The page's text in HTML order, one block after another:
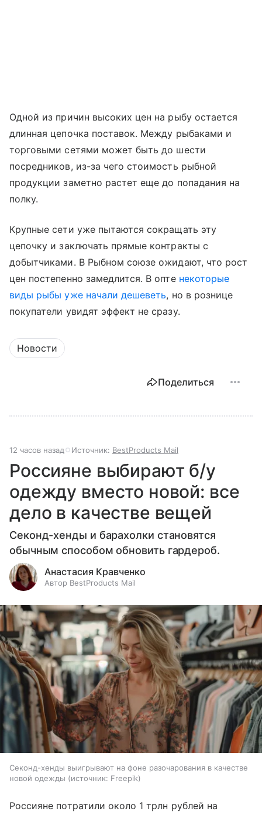
Одной из причин высоких цен на рыбу остается
длинная цепочка поставок. Между рыбаками и
торговыми сетями может быть до шести
посредников, из-за чего стоимость рыбной
продукции заметно растет еще до попадания на
полку.
Крупные сети уже пытаются сокращать эту
цепочку и заключать прямые контракты с
добытчиками. В Рыбном союзе ожидают, что рост
цен постепенно замедлится. В опте некоторые
виды рыбы уже начали дешеветь, но в рознице
покупатели увидят эффект не сразу.
Новости
Поделиться
12 часов назад Источник: BestProducts Mail
Россияне выбирают б/у
одежду вместо новой: все
дело в качестве вещей
Секонд-хенды и барахолки становятся
обычным способом обновить гардероб.
Анастасия Кравченко
Автор BestProducts Mail
Секонд-хенды выигрывают на фоне разочарования в качестве
новой одежды
источник: Freepik
Россияне потратили около 1 трлн рублей на